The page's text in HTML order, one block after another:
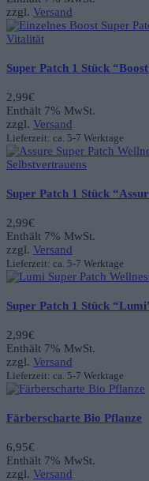
zzgl. Versand
Super Patch 1 Stück
2,99€
Enthält 7% MwSt.
zzgl. Versand
Lieferzeit: ca. 5-7 Werktage
Super Patch 1 Stück
2,99€
Enthält 7% MwSt.
zzgl. Versand
Lieferzeit: ca. 5-7 Werktage
Super Patch 1 Stück
2,99€
Enthält 7% MwSt.
zzgl. Versand
Lieferzeit: ca. 5-7 Werktage
Färberscharte Bio Pflanze
6,95€
Enthält 7% MwSt.
zzgl. Versand